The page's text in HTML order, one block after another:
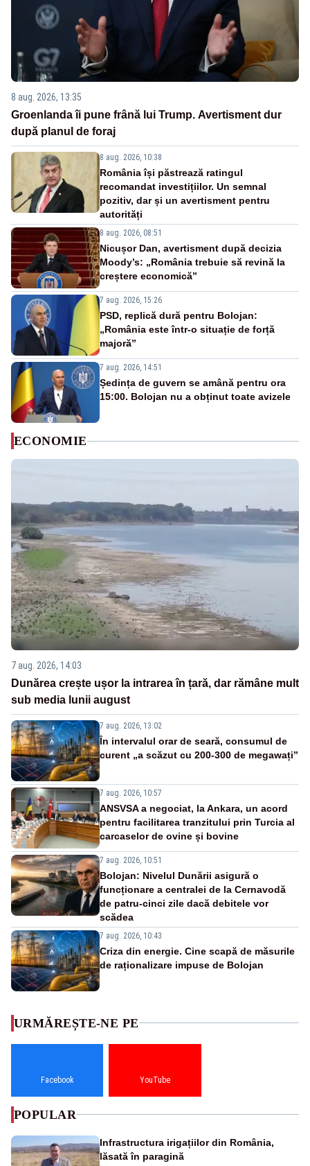
8 aug. 2026, 13:35
Groenlanda îi pune frână lui Trump. Avertisment dur
după planul de foraj
8 aug. 2026, 10:38
România își păstrează ratingul
recomandat investițiilor. Un semnal
pozitiv, dar și un avertisment pentru
autorități
8 aug. 2026, 08:51
Nicușor Dan, avertisment după decizia
Moody’s: „România trebuie să revină la
creștere economică”
7 aug. 2026, 15:26
PSD, replică dură pentru Bolojan:
„România este într-o situație de forță
majoră”
7 aug. 2026, 14:51
Ședința de guvern se amână pentru ora
15:00. Bolojan nu a obținut toate avizele
ECONOMIE
7 aug. 2026, 14:03
Dunărea crește ușor la intrarea în țară, dar rămâne mult
sub media lunii august
7 aug. 2026, 13:02
În intervalul orar de seară, consumul de
curent „a scăzut cu 200-300 de megawați”
7 aug. 2026, 10:57
ANSVSA a negociat, la Ankara, un acord
pentru facilitarea tranzitului prin Turcia al
carcaselor de ovine și bovine
7 aug. 2026, 10:51
Bolojan: Nivelul Dunării asigură o
funcționare a centralei de la Cernavodă
de patru-cinci zile dacă debitele vor
scădea
7 aug. 2026, 10:43
Criza din energie. Cine scapă de măsurile
de raționalizare impuse de Bolojan
URMĂREȘTE-NE PE
Facebook YouTube
POPULAR
Infrastructura irigațiilor din România,
lăsată în paragină